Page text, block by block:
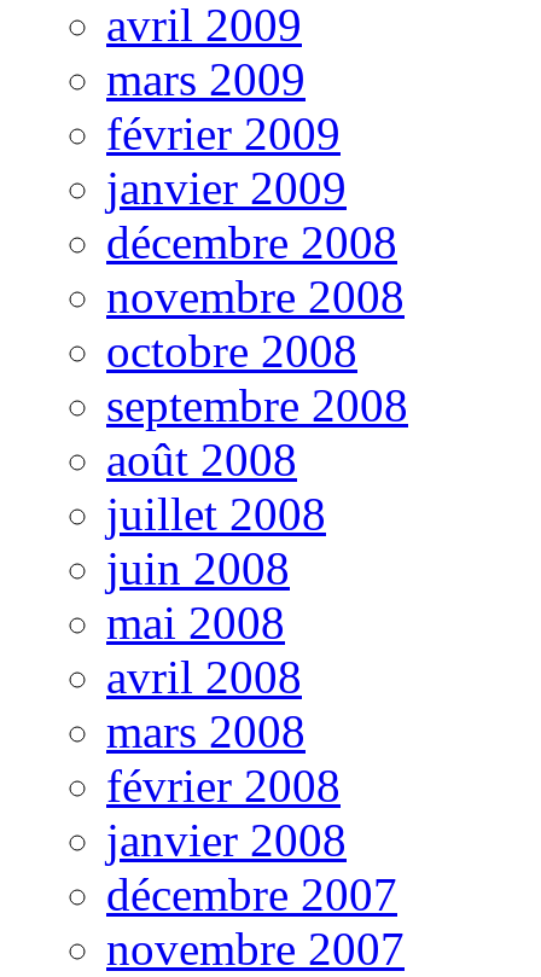
avril 2009
mars 2009
février 2009
janvier 2009
décembre 2008
novembre 2008
octobre 2008
septembre 2008
août 2008
juillet 2008
juin 2008
mai 2008
avril 2008
mars 2008
février 2008
janvier 2008
décembre 2007
novembre 2007